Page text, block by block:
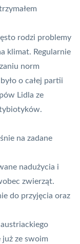
rodzi problemy
klimat. Regularnie
norm
o całej partii
Lidla ze
.
na zadane
nadużycia i
zwierząt.
do przyjęcia oraz
ze swoim